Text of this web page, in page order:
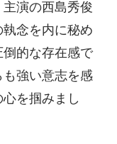
主演の西島秀俊
念を内に秘め
的な存在感で
強い意志を感
を掴みまし